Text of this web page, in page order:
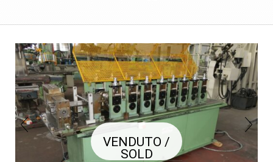
VENDUTO /
SOLD